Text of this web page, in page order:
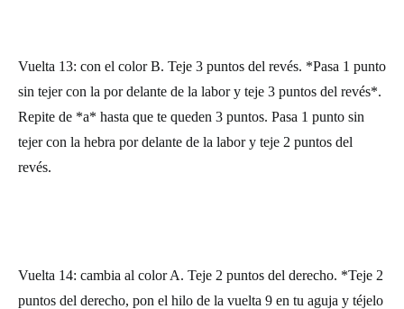
Vuelta 13: con el color B. Teje 3 puntos del revés. *Pasa 1 punto
sin tejer con la por delante de la labor y teje 3 puntos del revés*.
Repite de *a* hasta que te queden 3 puntos. Pasa 1 punto sin
tejer con la hebra por delante de la labor y teje 2 puntos del
revés.
Vuelta 14: cambia al color A. Teje 2 puntos del derecho. *Teje 2
puntos del derecho, pon el hilo de la vuelta 9 en tu aguja y téjelo